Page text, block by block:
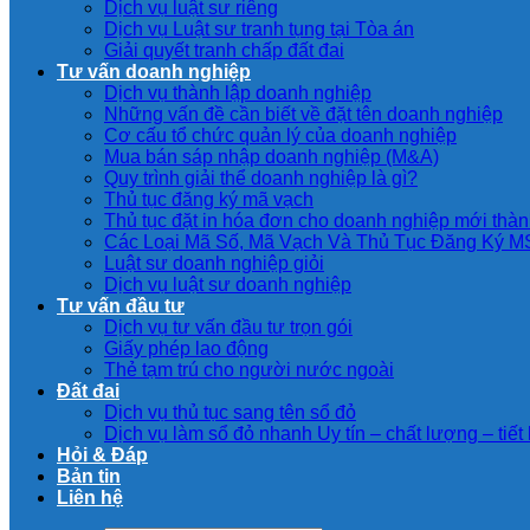
Dịch vụ luật sư riêng
Dịch vụ Luật sư tranh tụng tại Tòa án
Giải quyết tranh chấp đất đai
Tư vấn doanh nghiệp
Dịch vụ thành lập doanh nghiệp
Những vấn đề cần biết về đặt tên doanh nghiệp
Cơ cấu tổ chức quản lý của doanh nghiệp
Mua bán sáp nhập doanh nghiệp (M&A)
Quy trình giải thể doanh nghiệp là gì?
Thủ tục đăng ký mã vạch
Thủ tục đặt in hóa đơn cho doanh nghiệp mới
Các Loại Mã Số, Mã Vạch Và Thủ Tục Đăng Ký
Luật sư doanh nghiệp giỏi
Dịch vụ luật sư doanh nghiệp
Tư vấn đầu tư
Dịch vụ tư vấn đầu tư trọn gói
Giấy phép lao động
Thẻ tạm trú cho người nước ngoài
Đất đai
Dịch vụ thủ tục sang tên sổ đỏ
Dịch vụ làm sổ đỏ nhanh Uy tín – chất lượng – tiết
Hỏi & Đáp
Bản tin
Liên hệ